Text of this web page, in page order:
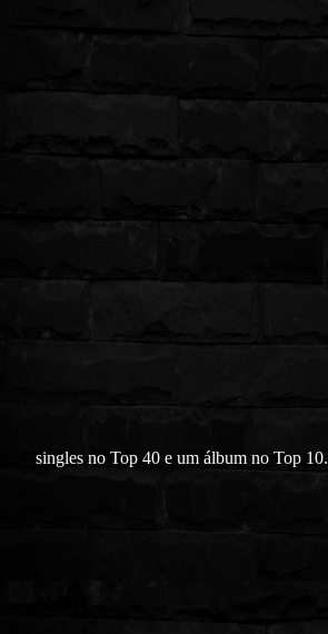
singles no Top 40 e um álbum no Top 10.